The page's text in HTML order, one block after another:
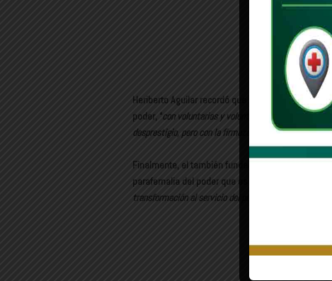
Heriberto Aguilar recordó que Morena fue
poder, “con voluntarias y voluntarios que repartíamos
desprestigio, pero con la firmeza de una causa justa”.
Finalmente, el también fundador de Morena
parafernalia del poder que es rechazada por pueblo:
transformación al servicio del pueblo, no un vehículo